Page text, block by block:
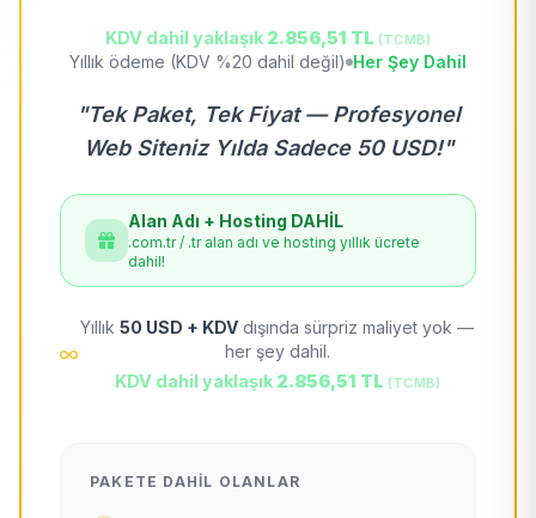
KDV dahil yaklaşık 2.856,51 TL (TCMB)
Yıllık ödeme (KDV %20 dahil değil) Her Şey Dahil
"Tek Paket, Tek Fiyat — Profesyonel
Web Siteniz Yılda Sadece 50 USD!"
Alan Adı + Hosting DAHİL
.com.tr / .tr alan adı ve hosting yıllık ücrete
dahil!
Yıllık 50 USD + KDV dışında sürpriz maliyet yok —
her şey dahil.
KDV dahil yaklaşık 2.856,51 TL (TCMB)
PAKETE DAHIL OLANLAR